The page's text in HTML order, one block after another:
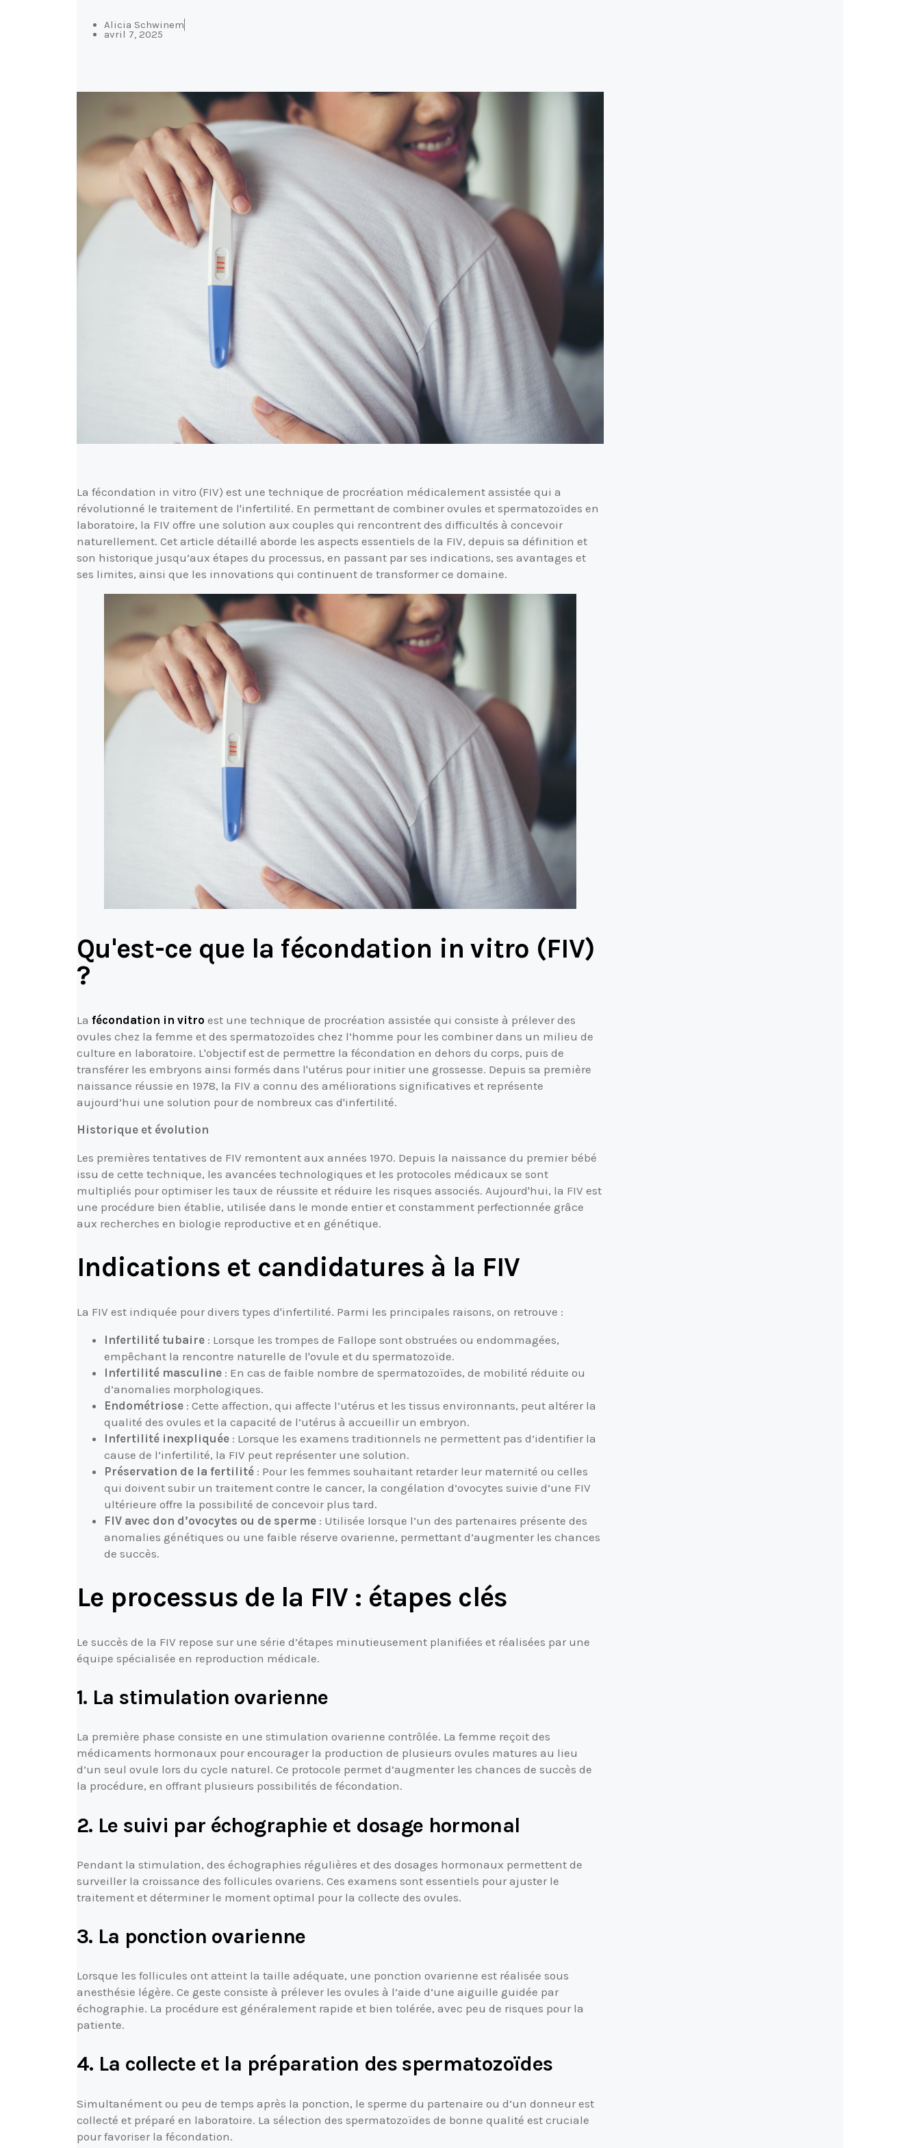
Alicia Schwinem
avril 7, 2025
La fécondation in vitro (FIV) est une technique de procréation médicalement assistée qui a
révolutionné le traitement de l'infertilité. En permettant de combiner ovules et spermatozoïdes en
laboratoire, la FIV offre une solution aux couples qui rencontrent des difficultés à concevoir
naturellement. Cet article détaillé aborde les aspects essentiels de la FIV, depuis sa définition et
son historique jusqu’aux étapes du processus, en passant par ses indications, ses avantages et
ses limites, ainsi que les innovations qui continuent de transformer ce domaine.
Qu'est-ce que la fécondation in vitro (FIV)
?
La fécondation in vitro est une technique de procréation assistée qui consiste à prélever des
ovules chez la femme et des spermatozoïdes chez l’homme pour les combiner dans un milieu de
culture en laboratoire. L'objectif est de permettre la fécondation en dehors du corps, puis de
transférer les embryons ainsi formés dans l'utérus pour initier une grossesse. Depuis sa première
naissance réussie en 1978, la FIV a connu des améliorations significatives et représente
aujourd’hui une solution pour de nombreux cas d'infertilité.
Historique et évolution
Les premières tentatives de FIV remontent aux années 1970. Depuis la naissance du premier bébé
issu de cette technique, les avancées technologiques et les protocoles médicaux se sont
multipliés pour optimiser les taux de réussite et réduire les risques associés. Aujourd'hui, la FIV est
une procédure bien établie, utilisée dans le monde entier et constamment perfectionnée grâce
aux recherches en biologie reproductive et en génétique.
Indications et candidatures à la FIV
La FIV est indiquée pour divers types d'infertilité. Parmi les principales raisons, on retrouve :
Infertilité tubaire : Lorsque les trompes de Fallope sont obstruées ou endommagées,
empêchant la rencontre naturelle de l'ovule et du spermatozoïde.
Infertilité masculine : En cas de faible nombre de spermatozoïdes, de mobilité réduite ou
d’anomalies morphologiques.
Endométriose : Cette affection, qui affecte l’utérus et les tissus environnants, peut altérer la
qualité des ovules et la capacité de l’utérus à accueillir un embryon.
Infertilité inexpliquée : Lorsque les examens traditionnels ne permettent pas d’identifier la
cause de l’infertilité, la FIV peut représenter une solution.
Préservation de la fertilité : Pour les femmes souhaitant retarder leur maternité ou celles
qui doivent subir un traitement contre le cancer, la congélation d’ovocytes suivie d’une FIV
ultérieure offre la possibilité de concevoir plus tard.
FIV avec don d’ovocytes ou de sperme : Utilisée lorsque l’un des partenaires présente des
anomalies génétiques ou une faible réserve ovarienne, permettant d’augmenter les chances
de succès.
Le processus de la FIV : étapes clés
Le succès de la FIV repose sur une série d’étapes minutieusement planifiées et réalisées par une
équipe spécialisée en reproduction médicale.
1. La stimulation ovarienne
La première phase consiste en une stimulation ovarienne contrôlée. La femme reçoit des
médicaments hormonaux pour encourager la production de plusieurs ovules matures au lieu
d’un seul ovule lors du cycle naturel. Ce protocole permet d’augmenter les chances de succès de
la procédure, en offrant plusieurs possibilités de fécondation.
2. Le suivi par échographie et dosage hormonal
Pendant la stimulation, des échographies régulières et des dosages hormonaux permettent de
surveiller la croissance des follicules ovariens. Ces examens sont essentiels pour ajuster le
traitement et déterminer le moment optimal pour la collecte des ovules.
3. La ponction ovarienne
Lorsque les follicules ont atteint la taille adéquate, une ponction ovarienne est réalisée sous
anesthésie légère. Ce geste consiste à prélever les ovules à l’aide d’une aiguille guidée par
échographie. La procédure est généralement rapide et bien tolérée, avec peu de risques pour la
patiente.
4. La collecte et la préparation des spermatozoïdes
Simultanément ou peu de temps après la ponction, le sperme du partenaire ou d’un donneur est
collecté et préparé en laboratoire. La sélection des spermatozoïdes de bonne qualité est cruciale
pour favoriser la fécondation.